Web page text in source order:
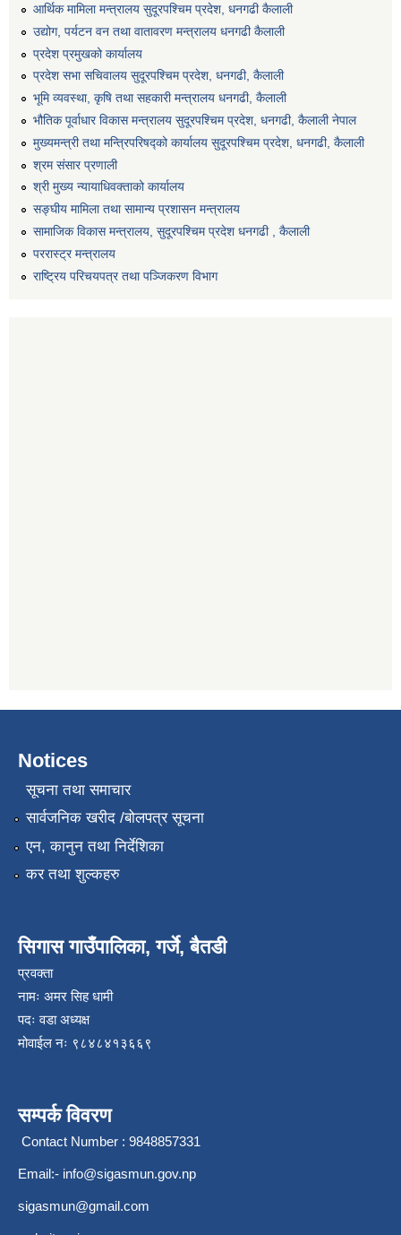
आर्थिक मामिला मन्त्रालय सुदूरपश्चिम प्रदेश, धनगढी कैलाली
उद्योग, पर्यटन वन तथा वातावरण मन्त्रालय धनगढी कैलाली
प्रदेश प्रमुखको कार्यालय
प्रदेश सभा सचिवालय सुदूरपश्‍चिम प्रदेश, धनगढी, कैलाली
भूमि व्यवस्था, कृषि तथा सहकारी मन्त्रालय धनगढी, कैलाली
भौतिक पूर्वाधार विकास मन्त्रालय सुदूरपश्चिम प्रदेश, धनगढी, कैलाली नेपाल
मुख्यमन्त्री तथा मन्त्रिपरिषद्को कार्यालय सुदूरपश्चिम प्रदेश, धनगढी, कैलाली
श्रम संसार प्रणाली
श्री मुख्य न्यायाधिवक्ताको कार्यालय
सङ्‍घीय मामिला तथा सामान्य प्रशासन मन्त्रालय
सामाजिक विकास मन्त्रालय, सुदूरपश्चिम प्रदेश धनगढी , कैलाली
पररास्ट्र मन्त्रालय
राष्ट्रिय परिचयपत्र तथा पञ्जिकरण विभाग
Notices
सूचना तथा समाचार
सार्वजनिक खरीद /बोलपत्र सूचना
एन, कानुन तथा निर्देशिका
कर तथा शुल्कहरु
सिगास गाउँपालिका, गर्जे, बैतडी
प्रवक्ता
नामः अमर सिह धामी
पदः वडा अध्यक्ष
मोवाईल न‌ः ९८४८४१३६६९
सम्पर्क विवरण
Contact Number : 9848857331
Email:- info@sigasmun.gov.np
sigasmun@gmail.com